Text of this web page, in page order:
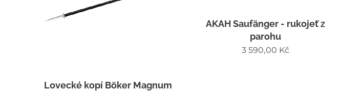
Lovecké kopí Böker Magnum
AKAH Saufänger - rukojeť z
parohu
3 590,00 Kč